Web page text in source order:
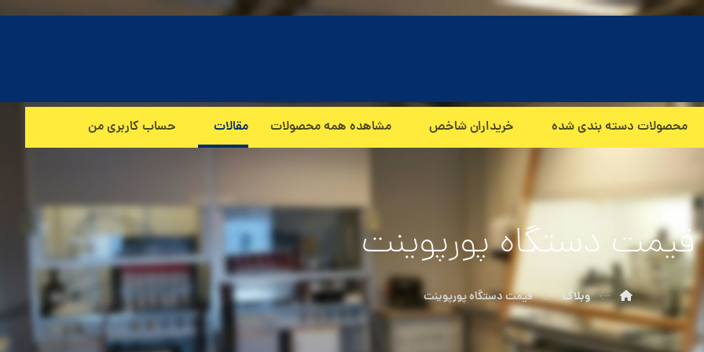
محصولات دسته بندی شده خریداران شاخص مشاهده همه محصولات مقالات حساب کاربری من
قیمت دستگاه پورپوینت
وبلاگ قیمت دستگاه پورپوینت